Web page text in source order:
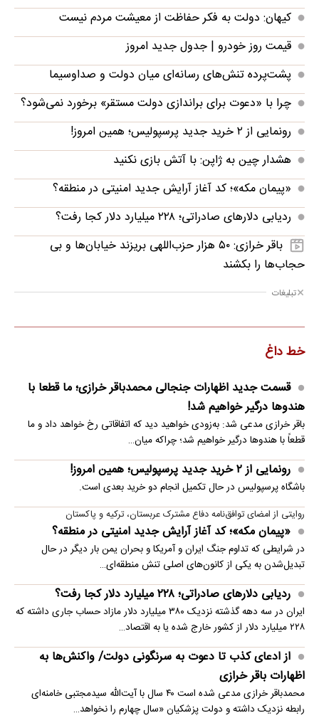
کیهان: دولت به فکر حفاظت از معیشت مردم نیست
قیمت روز خودرو | جدول جدید امروز
پشت‌پرده تنش‌های رسانه‌ای میان دولت و صداوسیما
چرا با «دعوت برای براندازی دولت مستقر» برخورد نمی‌شود؟
رونمایی از ۲ خرید جدید پرسپولیس؛ همین امروز!
هشدار چین به ژاپن: با آتش بازی نکنید
«پیمان مکه»؛ کد آغاز آرایش جدید امنیتی در منطقه؟
ردیابی دلارهای صادراتی؛ ۲۲۸ میلیارد دلار کجا رفت؟
باقر خرازی: ۵۰ هزار حزب‌اللهی بریزند خیابان‌ها و بی
حجاب‌ها را بکشند
تبلیغات
خط داغ
قسمت جدید اظهارات جنجالی محمدباقر خرازی؛ ما قطعا با
هندوها درگیر خواهیم شد!
باقر خرازی مدعی شد: به‌زودی خواهید دید که اتفاقاتی رخ خواهد داد و ما
قطعاً با هندوها درگیر خواهیم شد؛ چراکه میان…
رونمایی از ۲ خرید جدید پرسپولیس؛ همین امروز!
باشگاه پرسپولیس در حال تکمیل انجام دو خرید بعدی است.
روایتی از امضای توافق‌نامه دفاع مشترک عربستان، ترکیه و پاکستان
«پیمان مکه»؛ کد آغاز آرایش جدید امنیتی در منطقه؟
در شرایطی که تداوم جنگ ایران و آمریکا و بحران یمن بار دیگر در حال
تبدیل‌شدن به یکی از کانون‌های اصلی تنش منطقه‌ای…
ردیابی دلارهای صادراتی؛ ۲۲۸ میلیارد دلار کجا رفت؟
ایران در سه دهه گذشته نزدیک ۳۸۰ میلیارد دلار مازاد حساب جاری داشته که
۲۲۸ میلیارد دلار از کشور خارج شده یا به اقتصاد…
از ادعای کذب تا دعوت به سرنگونی دولت/ واکنش‌ها به
اظهارات باقر خرازی‌
محمدباقر خرازی مدعی شده است ۴۰ سال با آیت‌الله سیدمجتبی خامنه‌ای
رابطه نزدیک داشته و دولت پزشکیان «سال چهارم را نخواهد…